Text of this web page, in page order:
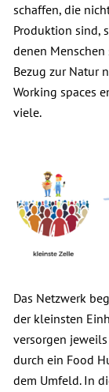
schaffen, die
Produktion sind,
denen
Bezug zur Natur
Working spaces
viele.
Das Netzwerk
der kleinsten
versorgen
durch ein Food
dem Umfeld. In